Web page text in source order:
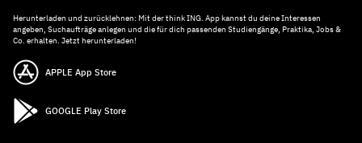
Herunterladen und zurücklehnen: Mit der think ING. App kannst du deine Interessen
angeben, Suchaufträge anlegen und die für dich passenden Studiengänge, Praktika, Jobs &
Co. erhalten. Jetzt herunterladen!
APPLE App Store
GOOGLE Play Store